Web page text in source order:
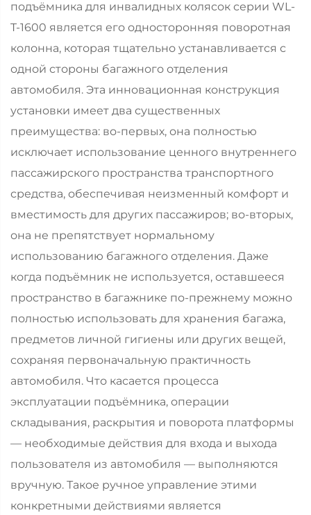
подъёмника для инвалидных колясок серии WL-
T-1600 является его односторонняя поворотная
колонна, которая тщательно устанавливается с
одной стороны багажного отделения
автомобиля. Эта инновационная конструкция
установки имеет два существенных
преимущества: во-первых, она полностью
исключает использование ценного внутреннего
пассажирского пространства транспортного
средства, обеспечивая неизменный комфорт и
вместимость для других пассажиров; во-вторых,
она не препятствует нормальному
использованию багажного отделения. Даже
когда подъёмник не используется, оставшееся
пространство в багажнике по-прежнему можно
полностью использовать для хранения багажа,
предметов личной гигиены или других вещей,
сохраняя первоначальную практичность
автомобиля. Что касается процесса
эксплуатации подъёмника, операции
складывания, раскрытия и поворота платформы
— необходимые действия для входа и выхода
пользователя из автомобиля — выполняются
вручную. Такое ручное управление этими
конкретными действиями является